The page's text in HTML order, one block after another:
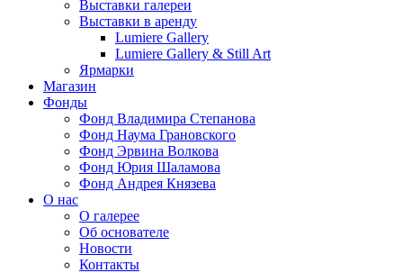
Выставки галереи
Выставки в аренду
Lumiere Gallery
Lumiere Gallery & Still Art
Ярмарки
Магазин
Фонды
Фонд Владимира Степанова
Фонд Наума Грановского
Фонд Эрвина Волкова
Фонд Юрия Шаламова
Фонд Андрея Князева
О нас
О галерее
Об основателе
Новости
Контакты